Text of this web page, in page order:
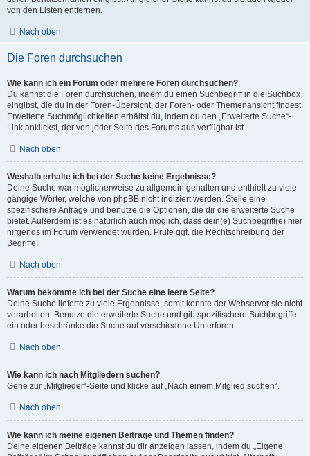
von den Listen entfernen.
Nach oben
Die Foren durchsuchen
Wie kann ich ein Forum oder mehrere Foren durchsuchen?
Du kannst die Foren durchsuchen, indem du einen Suchbegriff in die Suchbox
eingibst, die du in der Foren-Übersicht, der Foren- oder Themenansicht findest.
Erweiterte Suchmöglichkeiten erhältst du, indem du den „Erweiterte Suche“-
Link anklickst, der von jeder Seite des Forums aus verfügbar ist.
Nach oben
Weshalb erhalte ich bei der Suche keine Ergebnisse?
Deine Suche war möglicherweise zu allgemein gehalten und enthielt zu viele
gängige Wörter, welche von phpBB nicht indiziert werden. Stelle eine
spezifischere Anfrage und benutze die Optionen, die dir die erweiterte Suche
bietet. Außerdem ist es natürlich auch möglich, dass dein(e) Suchbegriff(e) hier
nirgends im Forum verwendet wurden. Prüfe ggf. die Rechtschreibung der
Begriffe!
Nach oben
Warum bekomme ich bei der Suche eine leere Seite?
Deine Suche lieferte zu viele Ergebnisse, somit konnte der Webserver sie nicht
verarbeiten. Benutze die erweiterte Suche und gib spezifischere Suchbegriffe
ein oder beschränke die Suche auf verschiedene Unterforen.
Nach oben
Wie kann ich nach Mitgliedern suchen?
Gehe zur „Mitglieder“-Seite und klicke auf „Nach einem Mitglied suchen“.
Nach oben
Wie kann ich meine eigenen Beiträge und Themen finden?
Deine eigenen Beiträge kannst du dir anzeigen lassen, indem du „Eigene